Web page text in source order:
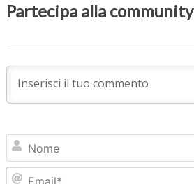
Partecipa alla community